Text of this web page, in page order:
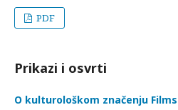
PDF
Prikazi i osvrti
O kulturološkom značenju